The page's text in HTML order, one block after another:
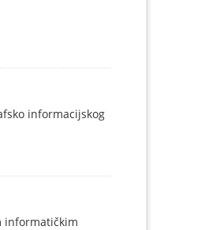
informacijskog
informatičkim